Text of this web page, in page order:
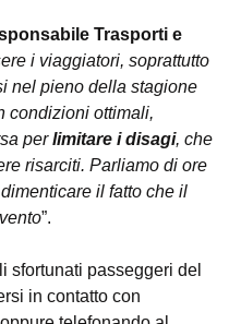
Trasporti e
i viaggiatori, soprattutto
nel pieno della stagione
condizioni ottimali,
per limitare i disagi, che
risarciti. Parliamo di ore
il fatto che il
”.
sfortunati passeggeri del
in contatto con